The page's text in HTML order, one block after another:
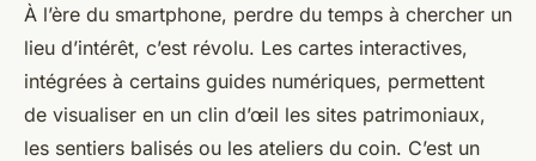
À l’ère du smartphone, perdre du temps à chercher un
lieu d’intérêt, c’est révolu. Les cartes interactives,
intégrées à certains guides numériques, permettent
de visualiser en un clin d’œil les sites patrimoniaux,
les sentiers balisés ou les ateliers du coin. C’est un